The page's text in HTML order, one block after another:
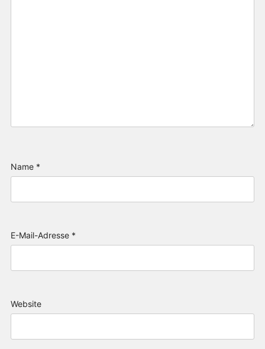
Name *
E-Mail-Adresse *
Website